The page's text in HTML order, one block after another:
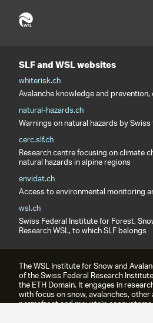
SLF and WSL websites
whiterisk.ch
Avalanche knowledge and
natural-hazards.ch
Warnings on natural hazards by
cerc.slf.ch
Research centre focusing on climate
natural hazards in alpine regions
envidat.ch
Access to environmental monitoring
wsl.ch
Swiss Federal Institute for Forest,
Research WSL, to which SLF belongs
The WSL Institute for Snow and
of the Swiss Federal Research
the ETH Domain. It engages in
with focus on snow, avalanches,
permafrost and mountain